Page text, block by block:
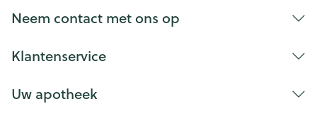
Bij onvakkundig gebruik en eigenmachtig
aangebrachte veranderingen vervalt elke
aansprakelijkheid.
Neem contact met ons op
Klantenservice
Uw apotheek